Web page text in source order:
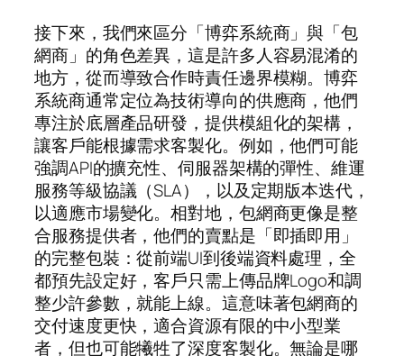
接下來，我們來區分「博弈系統商」與「包
網商」的角色差異，這是許多人容易混淆的
地方，從而導致合作時責任邊界模糊。博弈
系統商通常定位為技術導向的供應商，他們
專注於底層產品研發，提供模組化的架構，
讓客戶能根據需求客製化。例如，他們可能
強調API的擴充性、伺服器架構的彈性、維運
服務等級協議（SLA），以及定期版本迭代，
以適應市場變化。相對地，包網商更像是整
合服務提供者，他們的賣點是「即插即用」
的完整包裝：從前端UI到後端資料處理，全
都預先設定好，客戶只需上傳品牌Logo和調
整少許參數，就能上線。這意味著包網商的
交付速度更快，適合資源有限的中小型業
者，但也可能犧牲了深度客製化。無論是哪